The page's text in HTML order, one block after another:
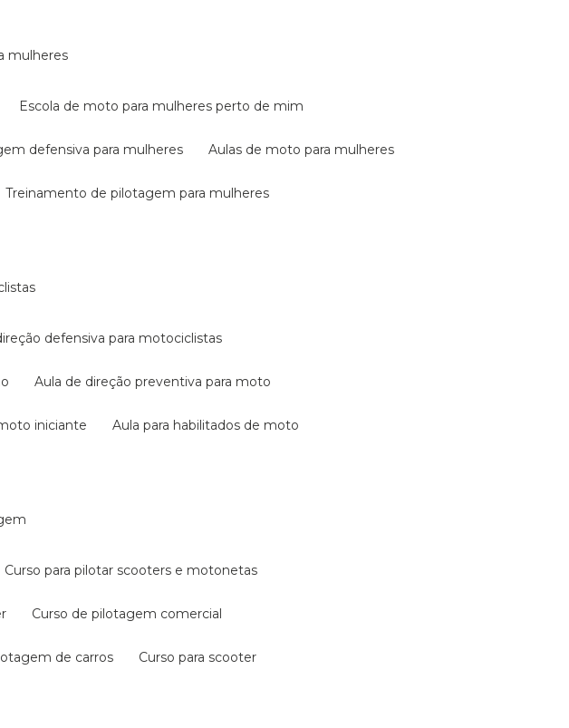
mulheres
escola de moto para mulheres perto de mim
defensiva para mulheres aulas de moto para mulheres
treinamento de pilotagem para mulheres
defensiva para motociclistas
aula de direção preventiva para moto
iniciante aula para habilitados de moto
curso para pilotar scooters e motonetas
curso de pilotagem comercial
de carros curso para scooter